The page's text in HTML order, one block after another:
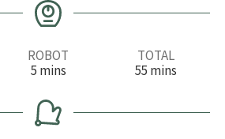
ROBOT
5m
n
u
t
mins
TOTAL
55 m
u
mins